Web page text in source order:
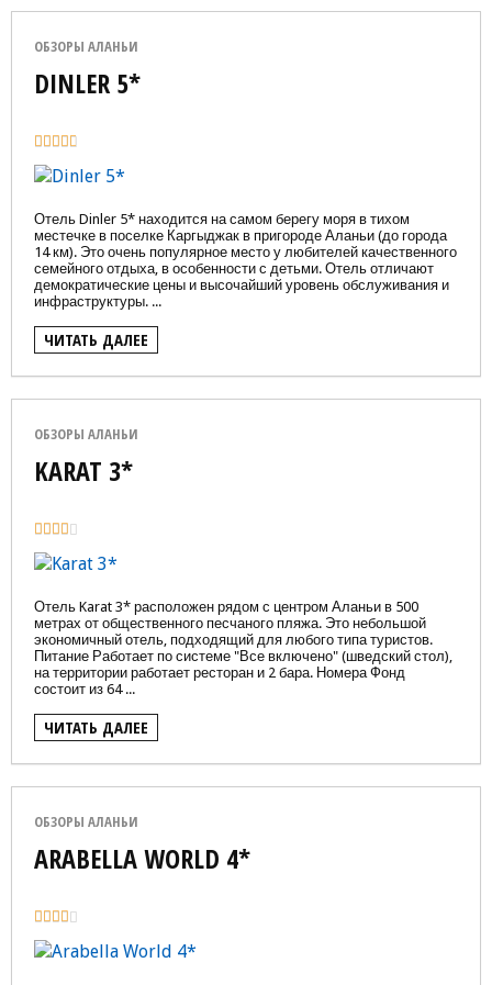
ОБЗОРЫ АЛАНЬИ
DINLER 5*
Отель Dinler 5* находится на самом берегу моря в тихом
местечке в поселке Каргыджак в пригороде Аланьи (до города
14 км). Это очень популярное место у любителей качественного
семейного отдыха, в особенности с детьми. Отель отличают
демократические цены и высочайший уровень обслуживания и
инфраструктуры. ...
ЧИТАТЬ ДАЛЕЕ
ОБЗОРЫ АЛАНЬИ
KARAT 3*
Отель Karat 3* расположен рядом с центром Аланьи в 500
метрах от общественного песчаного пляжа. Это небольшой
экономичный отель, подходящий для любого типа туристов.
Питание Работает по системе "Все включено" (шведский стол),
на территории работает ресторан и 2 бара. Номера Фонд
состоит из 64 ...
ЧИТАТЬ ДАЛЕЕ
ОБЗОРЫ АЛАНЬИ
ARABELLA WORLD 4*